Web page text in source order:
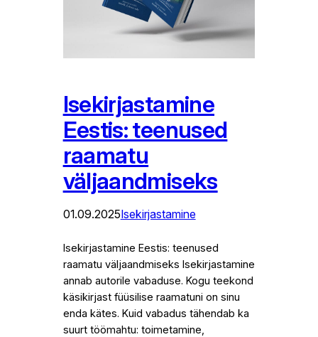
Isekirjastamine
Eestis: teenused
raamatu
väljaandmiseks
01.09.2025Isekirjastamine
Isekirjastamine Eestis: teenused
raamatu väljaandmiseks Isekirjastamine
annab autorile vabaduse. Kogu teekond
käsikirjast füüsilise raamatuni on sinu
enda kätes. Kuid vabadus tähendab ka
suurt töömahtu: toimetamine,